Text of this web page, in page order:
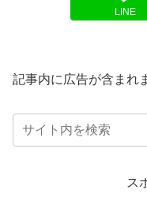
LINE
記事内に広告が含まれ
ス